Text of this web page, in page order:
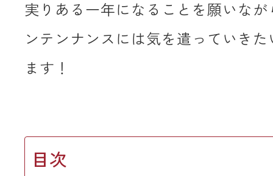
実りある一年になることを願いな
ンテンナンスには気を遣っていき
ます！
目次